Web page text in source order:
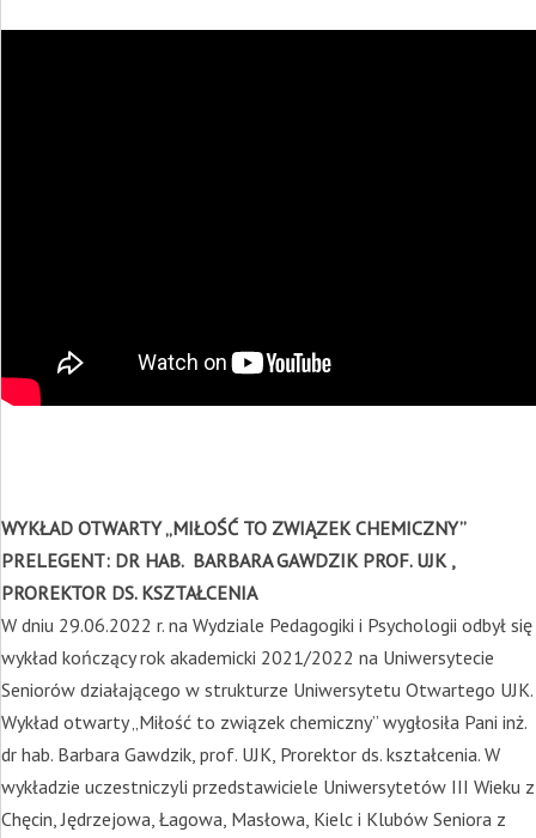
WYKŁAD OTWARTY „MIŁOŚĆ TO ZWIĄZEK CHEMICZNY”
PRELEGENT: DR HAB. BARBARA GAWDZIK PROF. UJK ,
PROREKTOR DS. KSZTAŁCENIA
W dniu 29.06.2022 r. na Wydziale Pedagogiki i Psychologii odbył się
wykład kończący rok akademicki 2021/2022 na Uniwersytecie
Seniorów działającego w strukturze Uniwersytetu Otwartego UJK.
Wykład otwarty „Miłość to związek chemiczny” wygłosiła Pani inż.
dr hab. Barbara Gawdzik, prof. UJK, Prorektor ds. kształcenia. W
wykładzie uczestniczyli przedstawiciele Uniwersytetów III Wieku z
Chęcin, Jędrzejowa, Łagowa, Masłowa, Kielc i Klubów Seniora z